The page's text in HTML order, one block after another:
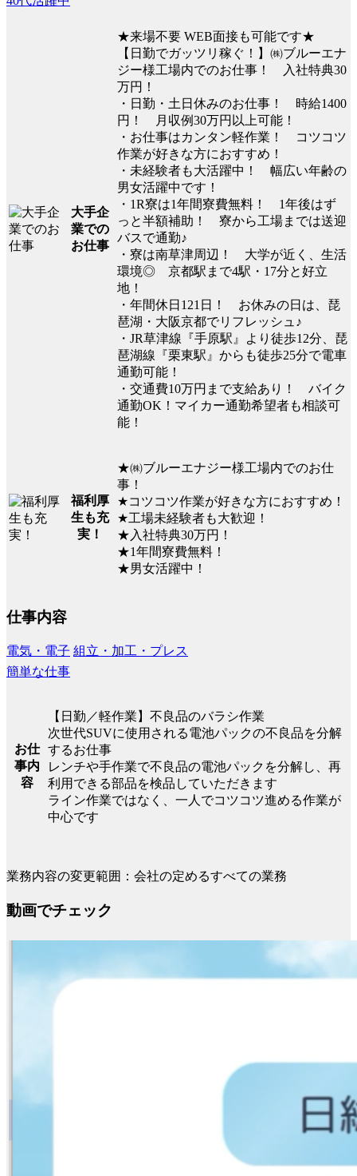
大手企
業での
お仕事
★来場不要 WEB面接も可能です★
【日勤でガッツリ稼ぐ！】㈱ブルーエナ
ジー様工場内でのお仕事！ 入社特典30
万円！
・日勤・土日休みのお仕事！ 時給1400
円！ 月収例30万円以上可能！
・お仕事はカンタン軽作業！ コツコツ
作業が好きな方におすすめ！
・未経験者も大活躍中！ 幅広い年齢の
男女活躍中です！
・1R寮は1年間寮費無料！ 1年後はず
っと半額補助！ 寮から工場までは送迎
バスで通勤♪
・寮は南草津周辺！ 大学が近く、生活
環境◎ 京都駅まで4駅・17分と好立
地！
・年間休日121日！ お休みの日は、琵
琶湖・大阪京都でリフレッシュ♪
・JR草津線『手原駅』より徒歩12分、琵
琶湖線『栗東駅』からも徒歩25分で電車
通勤可能！
・交通費10万円まで支給あり！ バイク
通勤OK！マイカー通勤希望者も相談可
能！
福利厚
生も充
実！
★㈱ブルーエナジー様工場内でのお仕
事！
★コツコツ作業が好きな方におすすめ！
★工場未経験者も大歓迎！
★入社特典30万円！
★1年間寮費無料！
★男女活躍中！
仕事内容
電気・電子 組立・加工・プレス
簡単な仕事
お仕
事内
容
【日勤／軽作業】不良品のバラシ作業
次世代SUVに使用される電池パックの不良品を分解
するお仕事
レンチや手作業で不良品の電池パックを分解し、再
利用できる部品を検品していただきます
ライン作業ではなく、一人でコツコツ進める作業が
中心です
業務内容の変更範囲：会社の定めるすべての業務
動画でチェック